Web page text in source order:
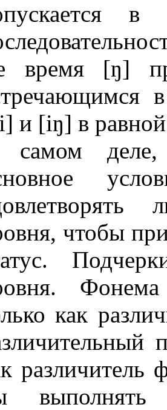
время [ŋ]
и [iŋ] в
самом
чтобы
как